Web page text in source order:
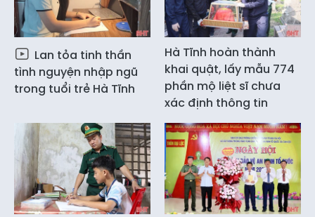
Lan tỏa tinh thần
tình nguyện nhập ngũ
trong tuổi trẻ Hà Tĩnh
Hà Tĩnh hoàn thành
khai quật, lấy mẫu 774
phần mộ liệt sĩ chưa
xác định thông tin